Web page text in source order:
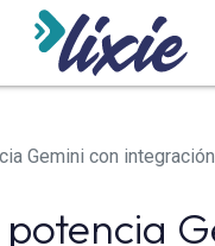
con integración de aplicaciones y